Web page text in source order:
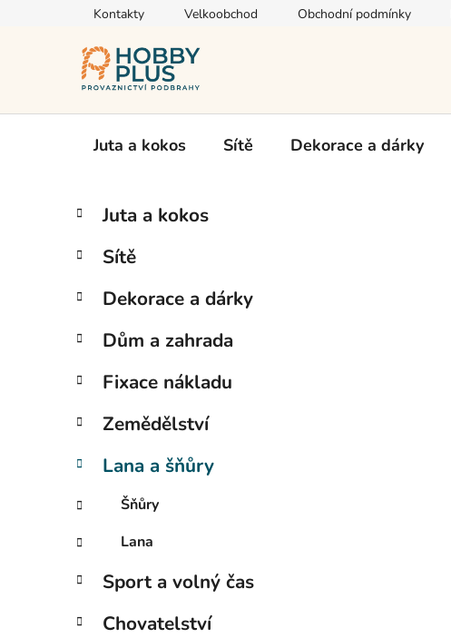
Kontakty Velkoobchod Obchodní podmínky
Juta a kokos Sítě Dekorace a dárky
P
s
r
n
n
í
p
n
l
Přeskočit
kategorie
K
a
e
o
i
Juta a kokos
Sítě
Dekorace a dárky
Dům a zahrada
Fixace nákladu
Zemědělství
Lana a šňůry
Šňůry
Lana
Sport a volný čas
Chovatelství